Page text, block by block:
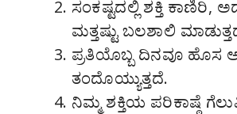
ಸಂಕಷ್ಟದಲ್ಲಿ ಶಕ್ತಿ ಕಾಣಿರಿ,
ಮತ್ತಷ್ಟು ಬಲಶಾಲಿ
ಪ್ರತಿಯೊಬ್ಬ ದಿನವೂ ಹೊಸ
ತಂದೊಯ್ಯುತ್ತದೆ.
ನಿಮ್ಮ ಶಕ್ತಿಯ ಪರಿಕಾಷ್ಠೆ